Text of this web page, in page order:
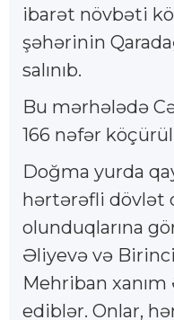
ibarət növbəti
şəhərinin
salınıb.
Bu mərhələdə
166 nəfər
Doğma yurda
hərtərəfli dövlət
olunduqlarına
Əliyevə və
Mehriban
ediblər. Onlar,